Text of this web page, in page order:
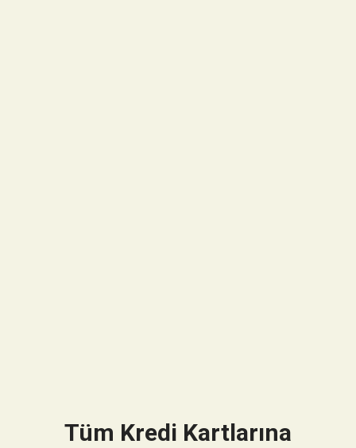
Tüm Kredi Kartlarına